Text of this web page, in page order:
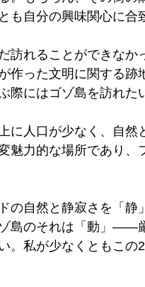
も自分の興味関心に合
訪れることができな
作った文明に関する跡
際にはゴゾ島を訪れた
に人口が少なく、自
魅力的な場所であり
の自然と静寂さを「
島のそれは「動」——
。私が少なくともこ